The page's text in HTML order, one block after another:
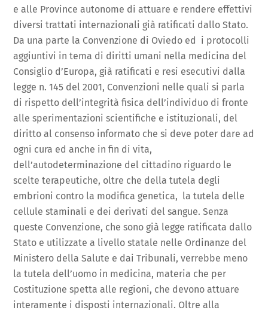
e alle Province autonome di attuare e rendere effettivi
diversi trattati internazionali già ratificati dallo Stato.
Da una parte la Convenzione di Oviedo ed i protocolli
aggiuntivi in tema di diritti umani nella medicina del
Consiglio d’Europa, già ratificati e resi esecutivi dalla
legge n. 145 del 2001, Convenzioni nelle quali si parla
di rispetto dell’integrità fisica dell’individuo di fronte
alle sperimentazioni scientifiche e istituzionali, del
diritto al consenso informato che si deve poter dare ad
ogni cura ed anche in fin di vita,
dell’autodeterminazione del cittadino riguardo le
scelte terapeutiche, oltre che della tutela degli
embrioni contro la modifica genetica, la tutela delle
cellule staminali e dei derivati del sangue. Senza
queste Convenzione, che sono già legge ratificata dallo
Stato e utilizzate a livello statale nelle Ordinanze del
Ministero della Salute e dai Tribunali, verrebbe meno
la tutela dell’uomo in medicina, materia che per
Costituzione spetta alle regioni, che devono attuare
interamente i disposti internazionali. Oltre alla